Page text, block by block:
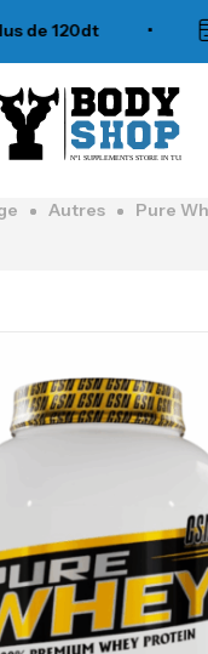
120dt
N°1 SUPPLEMENTS STORE IN TUNISIA
Autres Pure